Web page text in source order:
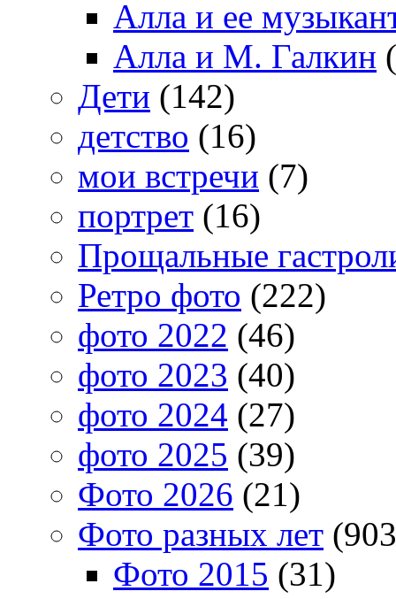
Алла и ее
Алла и М. Галкин
Дети (142)
детство (16)
мои встречи (7)
портрет (16)
Прощальные
Ретро фото (222)
фото 2022 (46)
фото 2023 (40)
фото 2024 (27)
фото 2025 (39)
Фото 2026 (21)
Фото разных лет
Фото 2015 (31)